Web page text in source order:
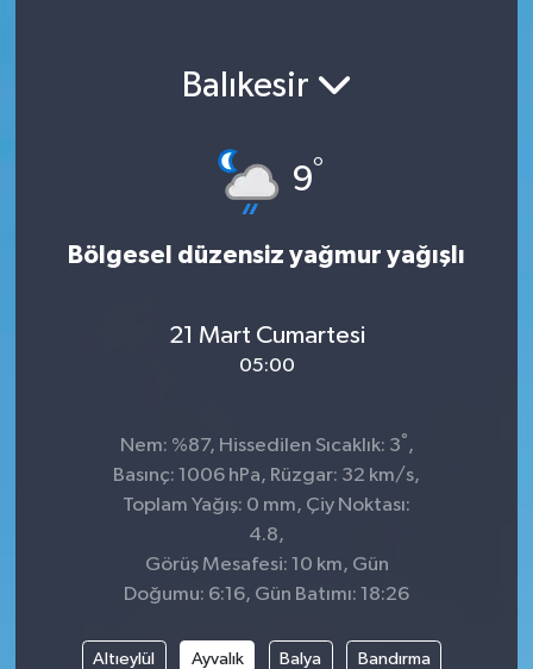
Balıkesir
9°
Bölgesel düzensiz yağmur yağışlı
21 Mart Cumartesi
05:00
Nem: %87, Hissedilen Sıcaklık: 3° ,
Basınç: 1006 hPa, Rüzgar: 32 km/s,
Toplam Yağış: 0 mm, Çiy Noktası:
4.8,
Görüş Mesafesi: 10 km, Gün
Doğumu: 6:16, Gün Batımı: 18:26
Altıeylül Ayvalık Balya Bandırma